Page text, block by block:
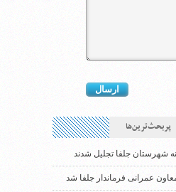
پربحث‌ترین‌ها
شهرستان جلفا تجلیل شدند
عمرانی فرماندار جلفا شد